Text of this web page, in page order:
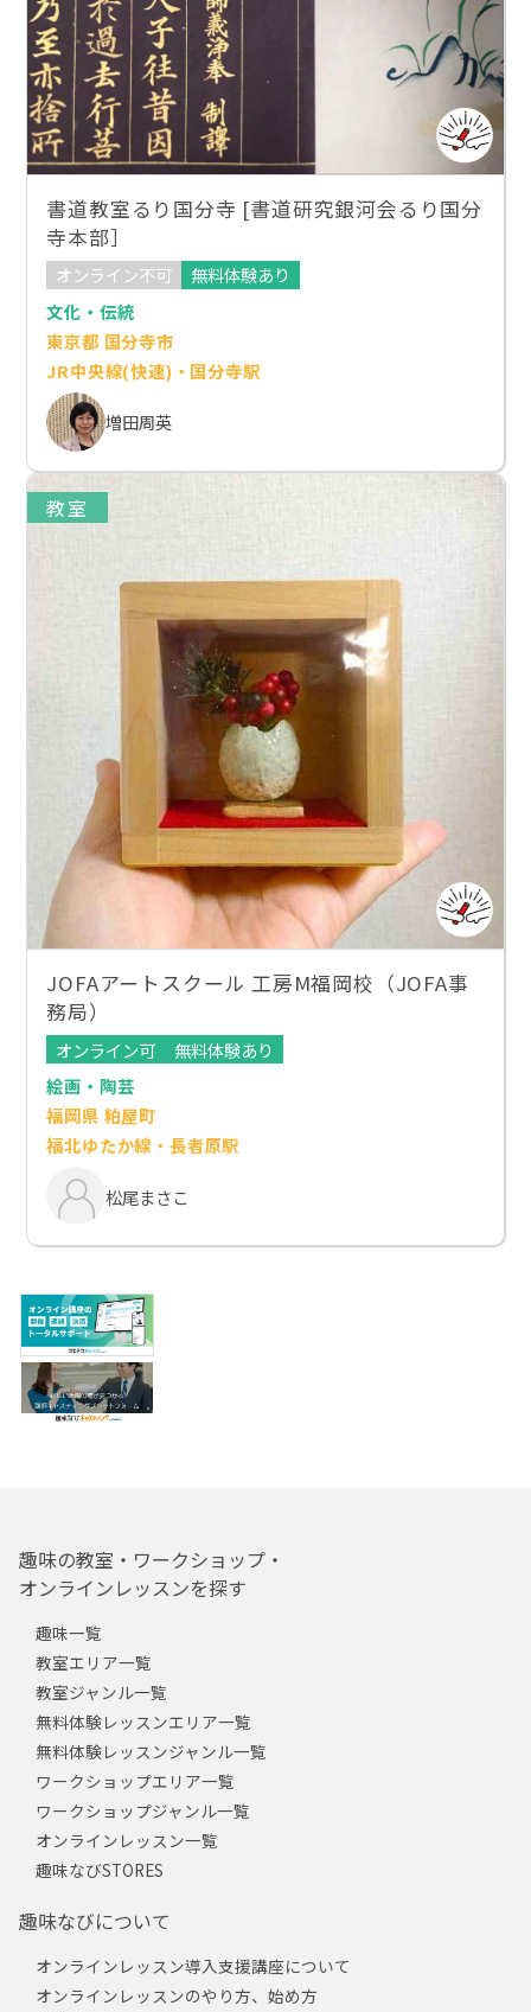
書道教室るり国分寺 [書道研究銀河会るり国分
寺本部］
オンライン不可
無料体験あり
文化・伝統
東京都 国分寺市
JR中央線(快速)・国分寺駅
増田周英
教室
JOFAアートスクール 工房M福岡校（JOFA事
務局）
オンライン可
無料体験あり
絵画・陶芸
福岡県 粕屋町
福北ゆたか線・長者原駅
松尾まさこ
趣味の教室・ワークショップ・
オンラインレッスンを探す
趣味一覧
教室エリア一覧
教室ジャンル一覧
無料体験レッスンエリア一覧
無料体験レッスンジャンル一覧
ワークショップエリア一覧
ワークショップジャンル一覧
オンラインレッスン一覧
趣味なびSTORES
趣味なびについて
オンラインレッスン導入支援講座について
オンラインレッスンのやり方、始め方